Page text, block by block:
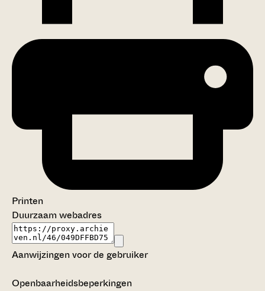
Printen
Duurzaam webadres
Aanwijzingen voor de gebruiker
Openbaarheidsbeperkingen